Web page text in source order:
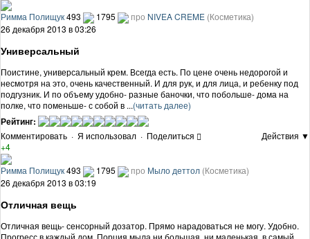
Римма Полищук493 1795 про NIVEA CREME (Косметика)
26 декабря 2013 в 03:26
Универсальный
Поистине, универсальный крем. Всегда есть. По цене очень недорогой и
несмотря на это, очень качественный. И для рук, и для лица, и ребенку под
подгузник. И по объему удобно- разные баночки, что побольше- дома на
полке, что поменьше- с собой в ...(читать далее)
Рейтинг:
Комментировать · Я использовал · Поделиться
Действия ▼
+4
Римма Полищук493 1795 про Мыло деттол (Косметика)
26 декабря 2013 в 03:19
Отличная вещь
Отличная вещь- сенсорный дозатор. Прямо нарадоваться не могу. Удобно.
Прогресс в каждый дом. Порция мыла ни большая, ни маленькая, в самый